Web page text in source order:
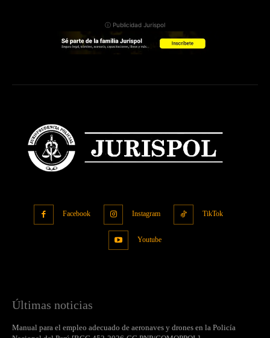
ⓘ Publicidad Jurispol
Facebook Instagram TikTok
Youtube
Últimas noticias
Manual para el empleo adecuado de aeronaves y drones en la Policía